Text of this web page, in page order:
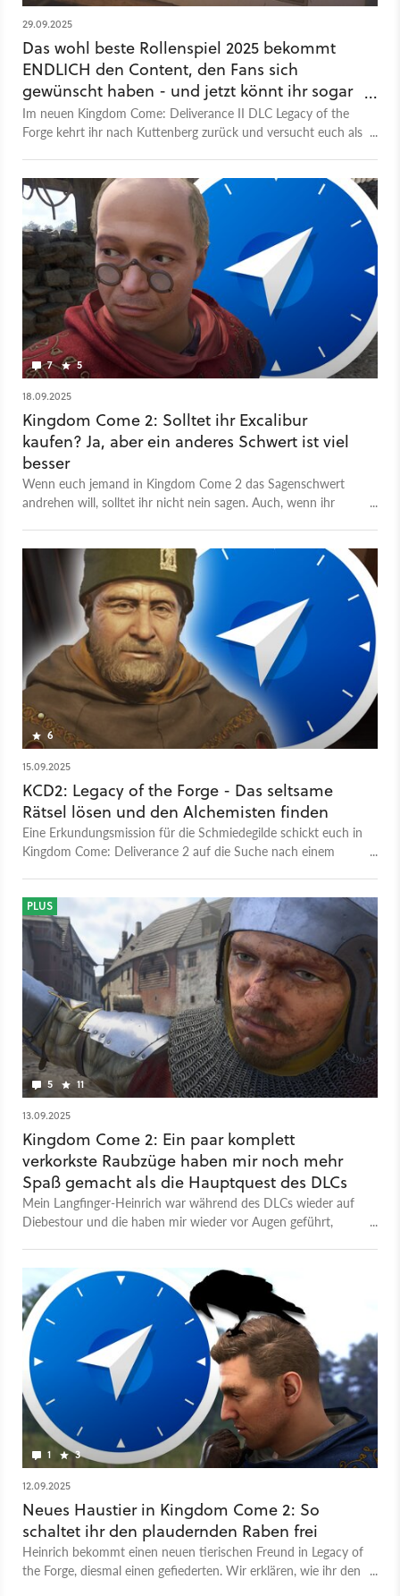
29.09.2025
Das wohl beste Rollenspiel 2025 bekommt
ENDLICH den Content, den Fans sich
gewünscht haben - und jetzt könnt ihr sogar
sparen!
Im neuen Kingdom Come: Deliverance II DLC Legacy of the
Forge kehrt ihr nach Kuttenberg zurück und versucht euch als
Gamesplanet könnt ihr aktuell sogar ein bisschen was sparen!
7 5
18.09.2025
Kingdom Come 2: Solltet ihr Excalibur
kaufen? Ja, aber ein anderes Schwert ist viel
besser
Wenn euch jemand in Kingdom Come 2 das Sagenschwert
andrehen will, solltet ihr nicht nein sagen. Auch, wenn ihr
6
15.09.2025
KCD2: Legacy of the Forge - Das seltsame
Rätsel lösen und den Alchemisten finden
Eine Erkundungsmission für die Schmiedegilde schickt euch in
Kingdom Come: Deliverance 2 auf die Suche nach einem
5 11
PLUS
13.09.2025
Kingdom Come 2: Ein paar komplett
verkorkste Raubzüge haben mir noch mehr
Spaß gemacht als die Hauptquest des DLCs
Mein Langfinger-Heinrich war während des DLCs wieder auf
Diebestour und die haben mir wieder vor Augen geführt,
1 3
12.09.2025
Neues Haustier in Kingdom Come 2: So
schaltet ihr den plaudernden Raben frei
Heinrich bekommt einen neuen tierischen Freund in Legacy of
the Forge, diesmal einen gefiederten. Wir erklären, wie ihr den